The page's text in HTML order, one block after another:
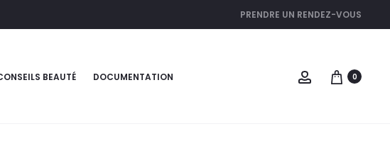
PRENDRE UN RENDEZ-VOUS
BEAUTÉ DOCUMENTATION 0